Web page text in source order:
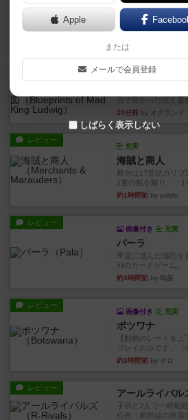
戦略やコツ ノイシュヴァ
どうにも上手くあ
けないので、入口の
17分前
ノイシュヴァ
ボードゲームを
点で良かった点と悪
20分前 by オグランド
レビュー
充実
海賊と商人
舞台は17世紀カリブ
1隻の船を駆り・・
約1時間前 by yuishi
レビュー
画像付き 充実
パーラ
率直に遊んだ感想を
ﾃ)のカードゲーム。
約3時間前 by 鳴屋
レビュー
画像付き 充実
ボツワナ
【動物のレートを
プレイのみです。（
約3時間前 by ネロ
レビュー アールライバル
子供と2人で一時期
行先（新幹線の座席
Apple
または
メールで会員登録
しばらく表示しない